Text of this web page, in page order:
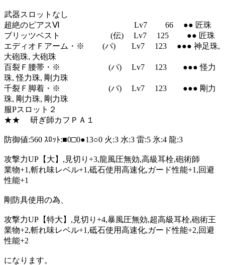
武器スロットなし
超絶のピアスⅥ Lv7 66 ●● 匠珠
ブリッツベスト (伝) Lv7 125 ●● 匠珠
エディオＦアーム・※ (パ) Lv7 123 ●●● 神足珠,
大砲珠, 大砲珠
百裂Ｆ腰帯・※ (パ) Lv7 123 ●●● 怪力
珠, 怪力珠, 剛力珠
千裂Ｆ脚着・※ (パ) Lv7 123 ●●● 剛力
珠, 剛力珠, 剛力珠
服Pスロット２
★★ 研ぎ師カフＰＡ１
防御値:560 ｽﾛｯﾄ:■0□0●13○0 火:3 水:3 雷:5 氷:4 龍:3
攻撃力UP【大】,見切り+3,龍風圧無効,高級耳栓,砲術師
業物+1,斬れ味レベル+1,砥石使用高速化,ガード性能+1,回避
性能+1
剛防具使用の為、
攻撃力UP【特大】,見切り+4,暴風圧無効,超高級耳栓,砲術王
業物+2,斬れ味レベル+1,砥石使用高速化,ガード性能+2,回避
性能+2
になります。